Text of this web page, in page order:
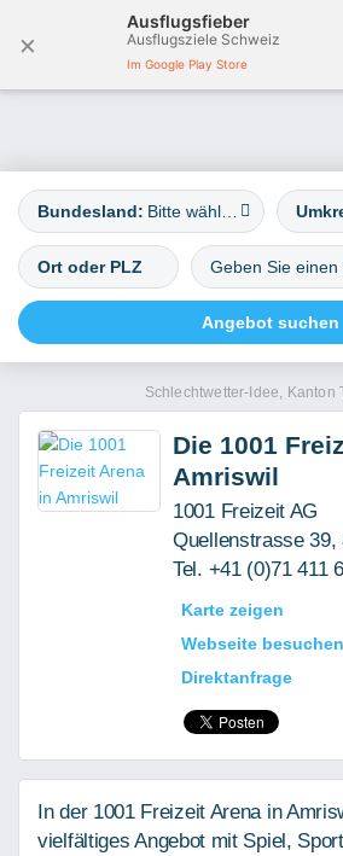
×
Ausflugsfieber
Ausflugsziele Schweiz
Im Google Play Store
Bundesland:
Schlechtwetter-Idee, Kanton
Die 1001
Amriswil
1001 Freizeit AG
Quellenstrasse 39,
Tel. +41 (0)71 411
Karte zeigen
Webseite besuchen
Direktanfrage
In der 1001 Freizeit Arena in
vielfältiges Angebot mit Spiel,